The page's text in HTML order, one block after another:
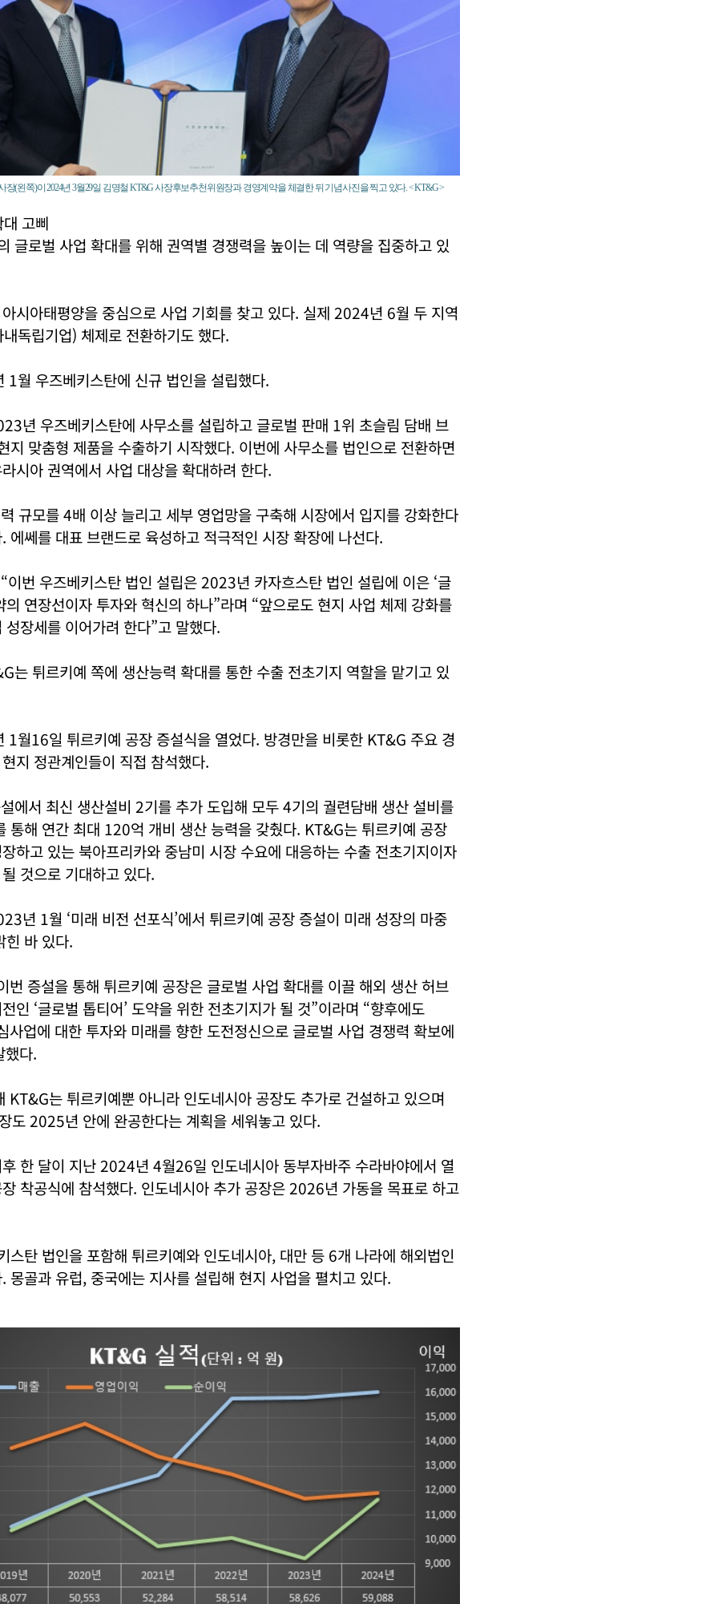
(왼쪽)이 2024년 3월29일 김명철 KT&G 사장후보추천위원장과 경영계약을 체결한 뒤 기념사진을 찍고 있다. < KT&G >
고삐
글로벌 사업 확대를 위해 권역별 경쟁력을 높이는 데 역량을 집중하고 있
시아태평양을 중심으로 사업 기회를 찾고 있다. 실제 2024년 6월 두 지역
독립기업) 체제로 전환하기도 했다.
월 우즈베키스탄에 신규 법인을 설립했다.
년 우즈베키스탄에 사무소를 설립하고 글로벌 판매 1위 초슬림 담배 브
지 맞춤형 제품을 수출하기 시작했다. 이번에 사무소를 법인으로 전환하면
시아 권역에서 사업 대상을 확대하려 한다.
규모를 4배 이상 늘리고 세부 영업망을 구축해 시장에서 입지를 강화한다
에쎄를 대표 브랜드로 육성하고 적극적인 시장 확장에 나선다.
이번 우즈베키스탄 법인 설립은 2023년 카자흐스탄 법인 설립에 이은 ‘글
의 연장선이자 투자와 혁신의 하나”라며 “앞으로도 현지 사업 체제 강화를
장세를 이어가려 한다”고 말했다.
는 튀르키예 쪽에 생산능력 확대를 통한 수출 전초기지 역할을 맡기고 있
월16일 튀르키예 공장 증설식을 열었다. 방경만을 비롯한 KT&G 주요 경
지 정관계인들이 직접 참석했다.
에서 최신 생산설비 2기를 추가 도입해 모두 4기의 궐련담배 생산 설비를
통해 연간 최대 120억 개비 생산 능력을 갖췄다. KT&G는 튀르키예 공장
하고 있는 북아프리카와 중남미 시장 수요에 대응하는 수출 전초기지이자
것으로 기대하고 있다.
년 1월 ‘미래 비전 선포식’에서 튀르키예 공장 증설이 미래 성장의 마중
힌 바 있다.
번 증설을 통해 튀르키예 공장은 글로벌 사업 확대를 이끌 해외 생산 허브
인 ‘글로벌 톱티어’ 도약을 위한 전초기지가 될 것”이라며 “향후에도
사업에 대한 투자와 미래를 향한 도전정신으로 글로벌 사업 경쟁력 확보에
했다.
는 튀르키예뿐 아니라 인도네시아 공장도 추가로 건설하고 있으며
도 2025년 안에 완공한다는 계획을 세워놓고 있다.
한 달이 지난 2024년 4월26일 인도네시아 동부자바주 수라바야에서 열
착공식에 참석했다. 인도네시아 추가 공장은 2026년 가동을 목표로 하고
스탄 법인을 포함해 튀르키예와 인도네시아, 대만 등 6개 나라에 해외법인
몽골과 유럽, 중국에는 지사를 설립해 현지 사업을 펼치고 있다.